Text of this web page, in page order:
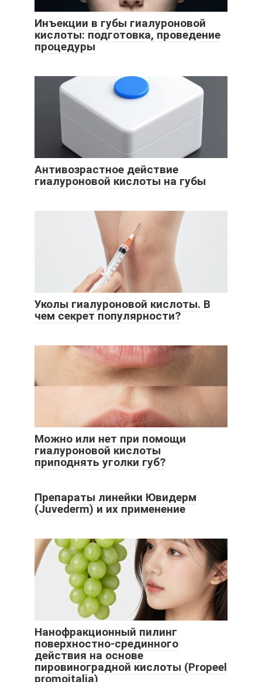
Инъекции в губы гиалуроновой
кислоты: подготовка, проведение
процедуры
Антивозрастное действие
гиалуроновой кислоты на губы
Уколы гиалуроновой кислоты. В
чем секрет популярности?
Можно или нет при помощи
гиалуроновой кислоты
приподнять уголки губ?
Препараты линейки Ювидерм
(Juvederm) и их применение
Нанофракционный пилинг
поверхностно-срединного
действия на основе
пировиноградной кислоты (Propeel
promoitalia)